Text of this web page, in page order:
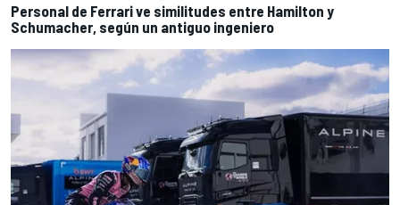
Personal de Ferrari ve similitudes entre Hamilton y
Schumacher, según un antiguo ingeniero